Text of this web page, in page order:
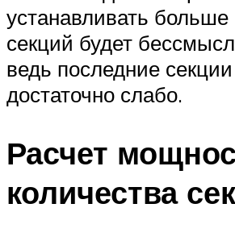
устанавливать
секций будет
ведь последние секции
достаточно слабо.
Расчет
количества